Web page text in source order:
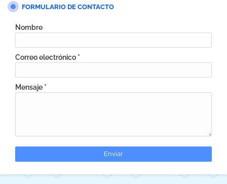
FORMULARIO DE CONTACTO
Nombre
Correo electrónico *
Mensaje *